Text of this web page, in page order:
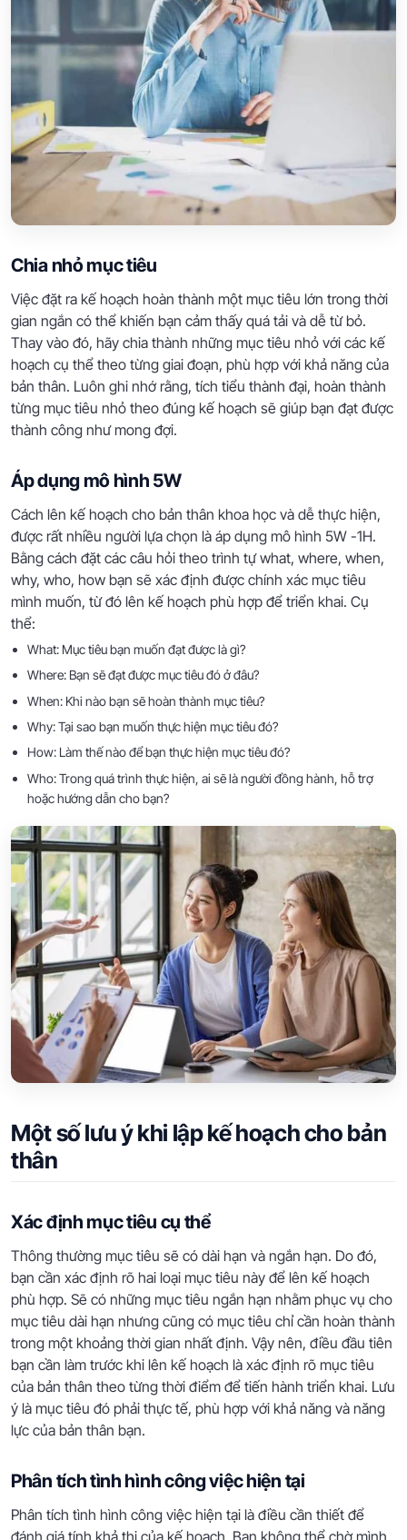
Chia nhỏ mục tiêu
Việc đặt ra kế hoạch hoàn thành một mục tiêu lớn trong thời
gian ngắn có thể khiến bạn cảm thấy quá tải và dễ từ bỏ.
Thay vào đó, hãy chia thành những mục tiêu nhỏ với các kế
hoạch cụ thể theo từng giai đoạn, phù hợp với khả năng của
bản thân. Luôn ghi nhớ rằng, tích tiểu thành đại, hoàn thành
từng mục tiêu nhỏ theo đúng kế hoạch sẽ giúp bạn đạt được
thành công như mong đợi.
Áp dụng mô hình 5W
Cách lên kế hoạch cho bản thân khoa học và dễ thực hiện,
được rất nhiều người lựa chọn là áp dụng mô hình 5W -1H.
Bằng cách đặt các câu hỏi theo trình tự what, where, when,
why, who, how bạn sẽ xác định được chính xác mục tiêu
mình muốn, từ đó lên kế hoạch phù hợp để triển khai. Cụ
thể:
What: Mục tiêu bạn muốn đạt được là gì?
Where: Bạn sẽ đạt được mục tiêu đó ở đâu?
When: Khi nào bạn sẽ hoàn thành mục tiêu?
Why: Tại sao bạn muốn thực hiện mục tiêu đó?
How: Làm thế nào để bạn thực hiện mục tiêu đó?
Who: Trong quá trình thực hiện, ai sẽ là người đồng hành, hỗ trợ
hoặc hướng dẫn cho bạn?
Một số lưu ý khi lập kế hoạch cho bản
thân
Xác định mục tiêu cụ thể
Thông thường mục tiêu sẽ có dài hạn và ngắn hạn. Do đó,
bạn cần xác định rõ hai loại mục tiêu này để lên kế hoạch
phù hợp. Sẽ có những mục tiêu ngắn hạn nhằm phục vụ cho
mục tiêu dài hạn nhưng cũng có mục tiêu chỉ cần hoàn thành
trong một khoảng thời gian nhất định. Vậy nên, điều đầu tiên
bạn cần làm trước khi lên kế hoạch là xác định rõ mục tiêu
của bản thân theo từng thời điểm để tiến hành triển khai. Lưu
ý là mục tiêu đó phải thực tế, phù hợp với khả năng và năng
lực của bản thân bạn.
Phân tích tình hình công việc hiện tại
Phân tích tình hình công việc hiện tại là điều cần thiết để